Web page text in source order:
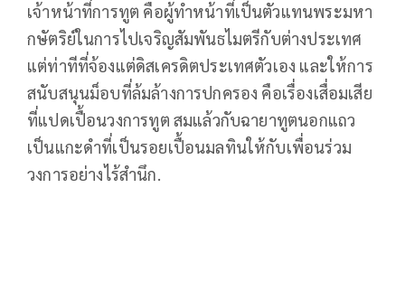
เจ้าหน้าที่การทูต คือผู้ทำหน้าที่เป็นตัวแทนพระมหา
กษัตริย์ในการไปเจริญสัมพันธไมตรีกับต่างประเทศ
แต่ท่าทีที่จ้องแต่ดิสเครดิตประเทศตัวเอง และให้การ
สนับสนุนม็อบที่ล้มล้างการปกครอง คือเรื่องเสื่อมเสีย
ที่แปดเปื้อนวงการทูต สมแล้วกับฉายาทูตนอกแถว
เป็นแกะดำที่เป็นรอยเปื้อนมลทินให้กับเพื่อนร่วม
วงการอย่างไร้สำนึก.